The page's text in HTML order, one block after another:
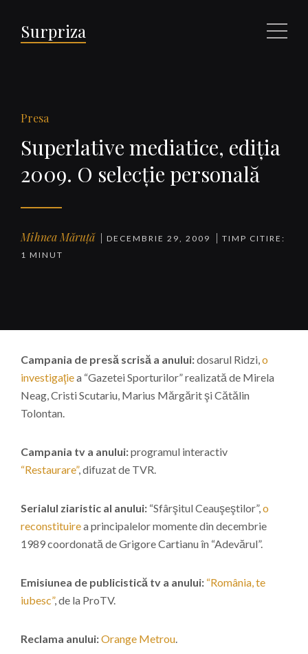
Surpriza Meniu
Presa
Superlative mediatice, ediţia
2009. O selecţie personală
Mihnea Măruță DECEMBRIE 29, 2009
TIMP CITIRE:
1 MINUT
Campania de presă scrisă a anului:dosarul Ridzi,o
investigaţiea “Gazetei Sporturilor” realizată de Mirela
Neag, Cristi Scutariu, Marius Mărgărit şi Cătălin
Tolontan.
Campania tv a anului:programul interactiv
“Restaurare”, difuzat de TVR.
Serialul ziaristic al anului: “Sfârşitul Ceauşeştilor”,o
reconstituirea principalelor momente din decembrie
1989 coordonată de Grigore Cartianu în “Adevărul”.
Emisiunea de publicistică tv a anului: “România, te
iubesc”, de la ProTV.
Reclama anului:Orange Metrou.